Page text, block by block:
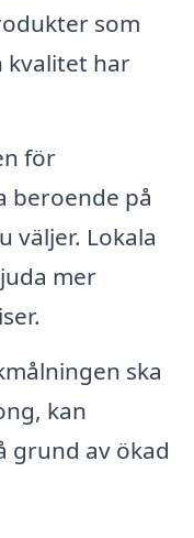
som
kvalitet har
för
beroende på
väljer. Lokala
mer
ska
kan
grund av ökad